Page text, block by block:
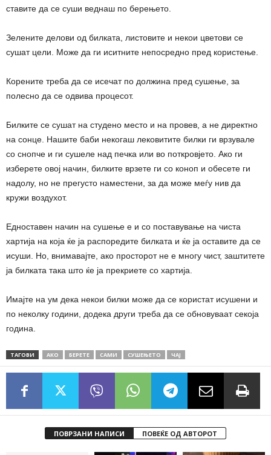
ставите да се суши веднаш по берењето.
Зелените делови од билката, листовите и некои цветови се
сушат цели. Може да ги иситните непосредно пред користење.
Корените треба да се исечат по должина пред сушење, за
полесно да се одвива процесот.
Билките се сушат на студено место и на провев, а не директно
на сонце. Нашите баби некогаш лековитите билки ги врзувале
со снопче и ги сушеле над печка или во поткровјето. Ако ги
изберете овој начин, билките врзете ги со коноп и обесете ги
надолу, но не прегусто наместени, за да може меѓу нив да
кружи воздухот.
Едноставен начин на сушење е и со поставување на чиста
хартија на која ќе ја распоредите билката и ќе ја оставите да се
исуши. Но, внимавајте, ако просторот не е многу чист, заштитете
ја билката така што ќе ја прекриете со хартија.
Имајте на ум дека некои билки може да се користат исушени и
по неколку години, додека други треба да се обновуваат секоја
година.
ТАГОВИ АКО БЕРЕТЕ САМИ СУШЕЊЕТО ЧАЈ
ПОВРЗАНИ НАПИСИ ПОВЕЌЕ ОД АВТОРОТ